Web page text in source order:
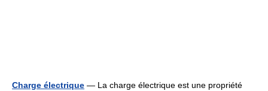
Charge électrique — La charge électrique est une propriété